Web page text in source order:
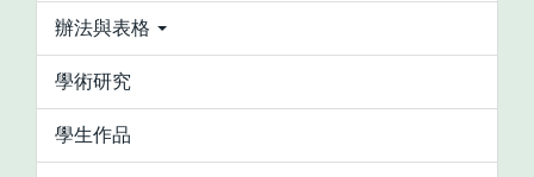
辦法與表格
學術研究
學生作品